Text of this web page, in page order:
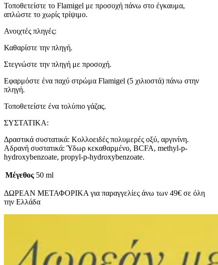
Τοποθετείστε το Flamigel με προσοχή πάνω στο έγκαυμα,
απλώστε το χωρίς τρίψιμο.
Ανοιχτές πληγές:
Καθαρίστε την πληγή.
Στεγνώστε την πληγή με προσοχή.
Εφαρμόστε ένα παχύ στρώμα Flamigel (5 χιλιοστά) πάνω στην
πληγή.
Τοποθετείστε ένα τολύπιο γάζας.
ΣΥΣΤΑΤΙΚΑ:
Δραστικά συστατικά: Κολλοειδές πολυμερές οξύ, αργινίνη.
Αδρανή συστατικά: Ύδωρ κεκαθαρμένο, BCFA, methyl-p-
hydroxybenzoate, propyl-p-hydroxybenzoate.
Μέγεθος 50 ml
ΔΩΡΕΑΝ ΜΕΤΑΦΟΡΙΚΑ για παραγγελίες άνω των 49€ σε όλη
την Ελλάδα